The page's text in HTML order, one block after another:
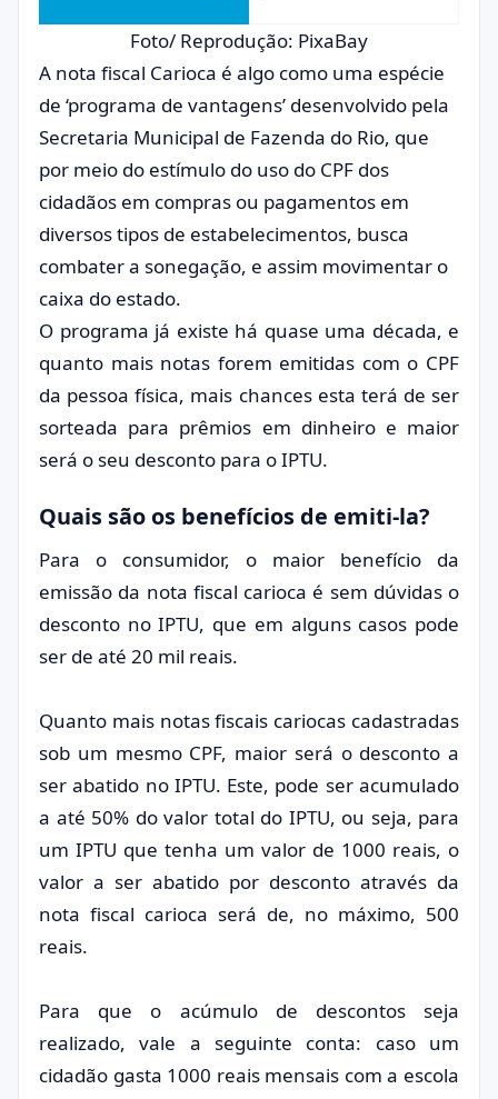
Foto/ Reprodução: PixaBay
A nota fiscal Carioca é algo como uma espécie
de ‘programa de vantagens’ desenvolvido pela
Secretaria Municipal de Fazenda do Rio, que
por meio do estímulo do uso do CPF dos
cidadãos em compras ou pagamentos em
diversos tipos de estabelecimentos, busca
combater a sonegação, e assim movimentar o
caixa do estado.
O programa já existe há quase uma década, e
quanto mais notas forem emitidas com o CPF
da pessoa física, mais chances esta terá de ser
sorteada para prêmios em dinheiro e maior
será o seu desconto para o IPTU.
Quais são os benefícios de emiti-la?
Para o consumidor, o maior benefício da
emissão da nota fiscal carioca é sem dúvidas o
desconto no IPTU, que em alguns casos pode
ser de até 20 mil reais.
Quanto mais notas fiscais cariocas cadastradas
sob um mesmo CPF, maior será o desconto a
ser abatido no IPTU. Este, pode ser acumulado
a até 50% do valor total do IPTU, ou seja, para
um IPTU que tenha um valor de 1000 reais, o
valor a ser abatido por desconto através da
nota fiscal carioca será de, no máximo, 500
reais.
Para que o acúmulo de descontos seja
realizado, vale a seguinte conta: caso um
cidadão gasta 1000 reais mensais com a escola